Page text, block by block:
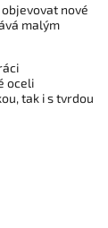
nové
malým
oceli
tak i s tvrdou